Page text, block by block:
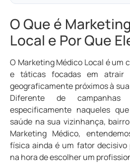
O Que é
Local e Por Que
O Marketing Médico Local é um
e táticas focadas em atrair
geograficamente próximos à
Diferente de
especificamente naqueles
saúde na sua vizinhança,
Marketing Médico,
física ainda é um fator
na hora de escolher um